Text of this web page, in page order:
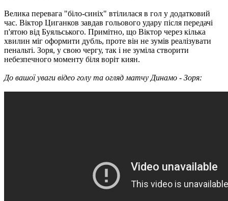
Велика перевага "біло-синіх" втілилася в гол у додатковий
час. Віктор Циганков завдав гольового удару після передачі
п'ятою від Буяльського. Примітно, що Віктор через кілька
хвилин міг оформити дубль, проте він не зумів реалізувати
пенальті. Зоря, у свою чергу, так і не зуміла створити
небезпечного моменту біля воріт киян.
До вашої уваги відео голу та огляд матчу Динамо - Зоря: